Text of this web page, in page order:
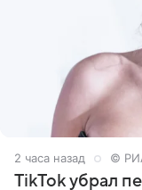
2 часа назад ©
TikTok убрал